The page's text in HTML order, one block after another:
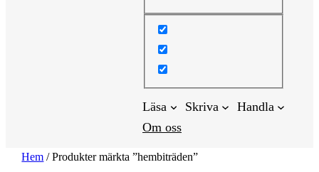
Läsa Skriva
Handla
Om oss
Hem / Produkter märkta ”hembiträden”